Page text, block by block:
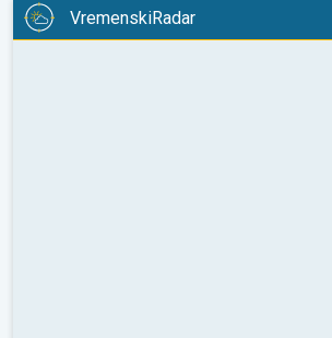
VremenskiRadar